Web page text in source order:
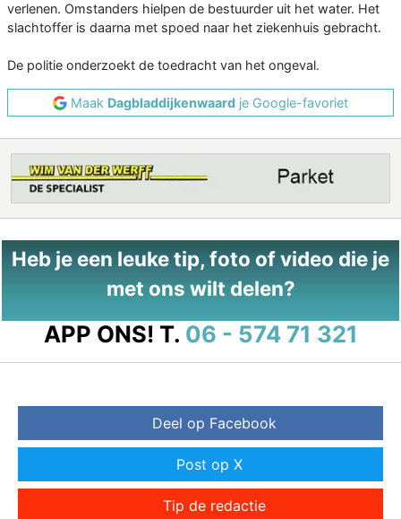
verlenen. Omstanders hielpen de bestuurder uit het water. Het
slachtoffer is daarna met spoed naar het ziekenhuis gebracht.
De politie onderzoekt de toedracht van het ongeval.
Maak Dagbladdijkenwaard je Google-favoriet
Heb je een leuke tip, foto of video die je
met ons wilt delen?
APP ONS! T. 06 - 574 71 321
Deel op Facebook
Post op X
Tip de redactie